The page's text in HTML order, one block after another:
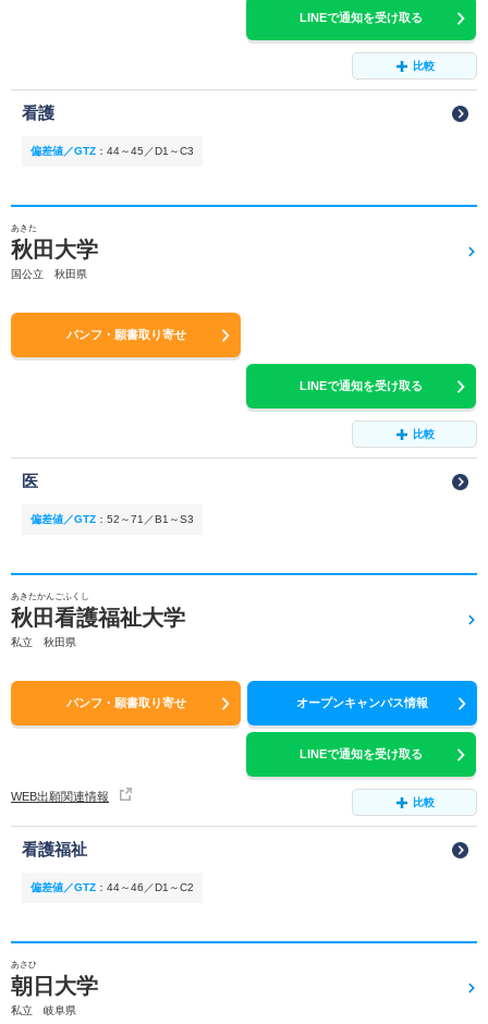
LINEで通知を受け取る
比較
看護
偏差値／GTZ ： 44～45／D1～C3
あきた
秋田大学
国公立 秋田県
パンフ・願書取り寄せ
LINEで通知を受け取る
比較
医
偏差値／GTZ ： 52～71／B1～S3
あきたかんごふくし
秋田看護福祉大学
私立 秋田県
パンフ・願書取り寄せ オープンキャンパス情報
LINEで通知を受け取る
WEB出願関連情報 比較
看護福祉
偏差値／GTZ ： 44～46／D1～C2
あさひ
朝日大学
私立 岐阜県